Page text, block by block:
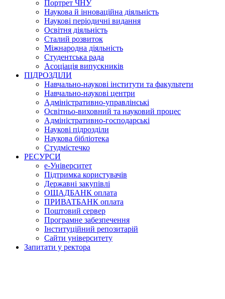
Портрет ЧНУ
Наукова й інноваційна діяльність
Наукові періодичні видання
Освітня діяльність
Сталий розвиток
Міжнародна діяльність
Студентська рада
Асоціація випускників
ПІДРОЗДІЛИ
Навчально-наукові інститути та факультети
Навчально-наукові центри
Адміністративно-управлінські
Освітньо-виховний та науковий процес
Адміністративно-господарські
Наукові підрозділи
Наукова бібліотека
Студмістечко
РЕСУРСИ
е-Університет
Підтримка користувачів
Державні закупівлі
ОЩАДБАНК оплата
ПРИВАТБАНК оплата
Поштовий сервер
Програмне забезпечення
Інституційний репозитарій
Сайти університету
Запитати у ректора